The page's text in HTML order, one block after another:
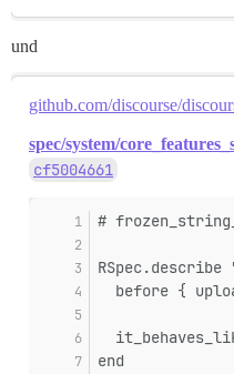
und
github.com/discourse/
spec/system/
cf5004661
#
before {
end